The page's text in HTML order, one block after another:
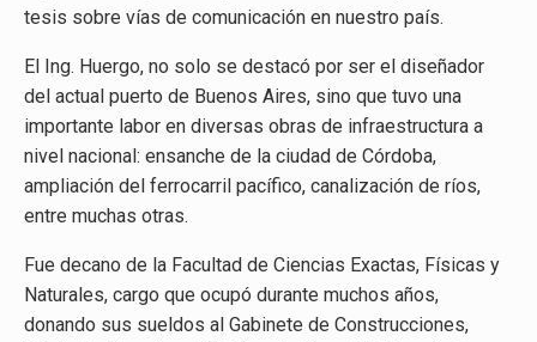
tesis sobre vías de comunicación en nuestro país.
El Ing. Huergo, no solo se destacó por ser el diseñador
del actual puerto de Buenos Aires, sino que tuvo una
importante labor en diversas obras de infraestructura a
nivel nacional: ensanche de la ciudad de Córdoba,
ampliación del ferrocarril pacífico, canalización de ríos,
entre muchas otras.
Fue decano de la Facultad de Ciencias Exactas, Físicas y
Naturales, cargo que ocupó durante muchos años,
donando sus sueldos al Gabinete de Construcciones,